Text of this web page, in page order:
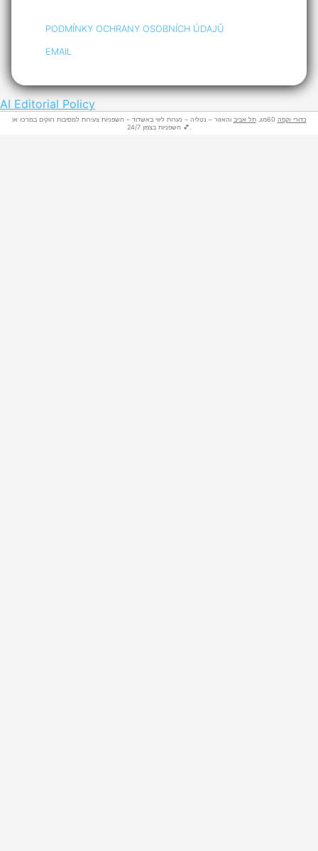
PODMÍNKY OCHRANY OSOBNÍCH ÚDAJŮ
EMAIL
AI Editorial Policy
כדורי זקפה תל אביב והאזור – נטליה – נערות ליווי באשדוד – חשפניות צעירות למסיבות רווקים במרכז או
חשפניות בצפון 24/7 💕.